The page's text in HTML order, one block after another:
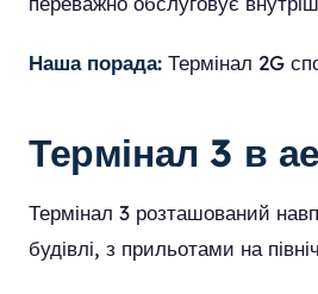
Наша порада: Термінал 2G
Термінал 3 в
Термінал 3 розташований
будівлі, з прильотами на